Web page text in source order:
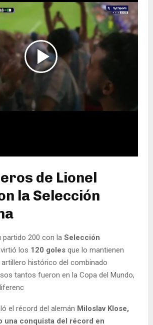
de Lionel
la Selección
partido 200 con la Selección
los 120 goles que lo mantienen
histórico del combinado
tantos fueron en la Copa del Mundo,
el récord del alemán Miloslav Klose,
una conquista del récord en